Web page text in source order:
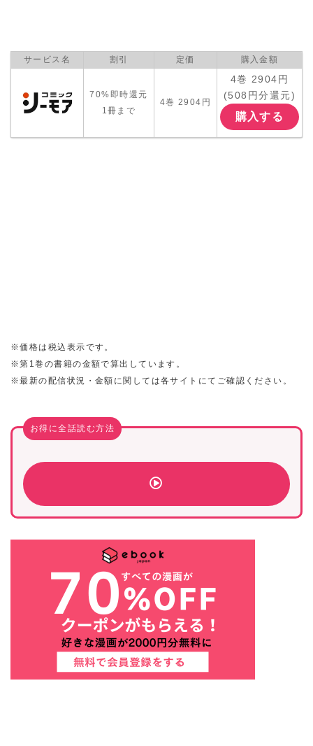
サービス名 割引 定価 購入金額
70%即時還元
1冊まで
4巻 2904円
4巻 2904円
(508円分還元)
購入する
※価格は税込表示です。
※第1巻の書籍の金額で算出しています。
※最新の配信状況・金額に関しては各サイトにてご確認ください。
お得に全話読む方法